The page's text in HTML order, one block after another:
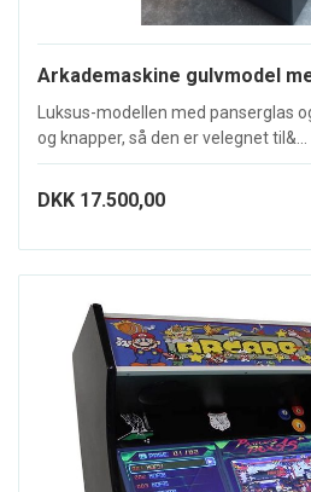
Arkademaskine gulvmodel
Luksus-modellen med panserglas
og knapper, så den er velegnet til&...
DKK 17.500,00